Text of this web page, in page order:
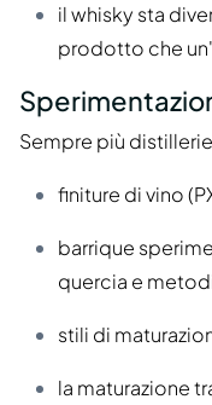
il whisky sta
prodotto che
Sempre più
finiture di vino
barrique
quercia e
stili di
la maturazione